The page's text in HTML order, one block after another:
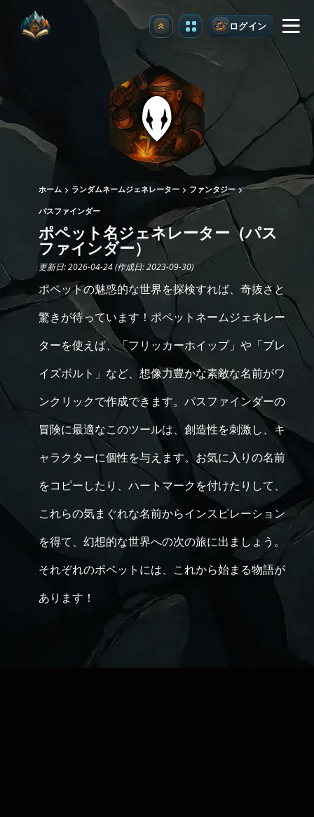
アップグレード ログイン
ホーム ランダムネームジェネレーター ファンタジー
パスファインダー
ポペット名ジェネレーター（パス
ファインダー）
更新日: 2026-04-24 (作成日: 2023-09-30)
ポペットの魅惑的な世界を探検すれば、奇抜さと
驚きが待っています！ポペットネームジェネレー
ターを使えば、「フリッカーホイップ」や「ブレ
イズボルト」など、想像力豊かな素敵な名前がワ
ンクリックで作成できます。パスファインダーの
冒険に最適なこのツールは、創造性を刺激し、キ
ャラクターに個性を与えます。お気に入りの名前
をコピーしたり、ハートマークを付けたりして、
これらの気まぐれな名前からインスピレーション
を得て、幻想的な世界への次の旅に出ましょう。
それぞれのポペットには、これから始まる物語が
あります！